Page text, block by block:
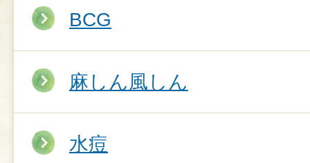
BCG
麻しん風しん
水痘